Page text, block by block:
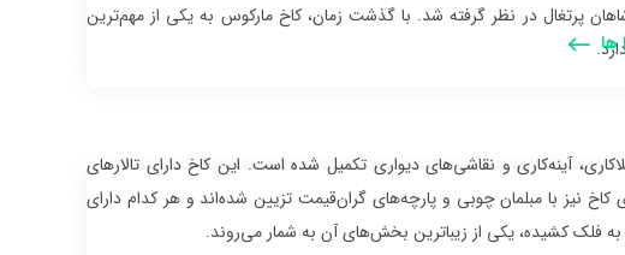
ها
پرتغال در نظر گرفته شد. با گذشت زمان، کاخ مارکوس به یکی از مهم‌ترین
آینه‌کاری و نقاشی‌های دیواری تکمیل شده است. این کاخ دارای تالارهای
نیز با مبلمان چوبی و پارچه‌های گران‌قیمت تزیین شده‌اند و هر کدام دارای
فلک کشیده، یکی از زیباترین بخش‌های آن به شمار می‌روند.